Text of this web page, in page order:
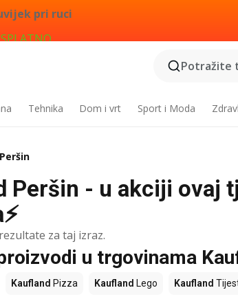
pri ruci
Potražite
Tehnika Dom i vrt Sport i Moda
Peršin - u akciji ovaj
za taj izraz.
u trgovinama
Kaufland Pizza Kaufland Lego Kaufland